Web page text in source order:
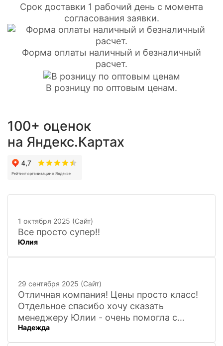
Срок доставки 1 рабочий день с момента
согласования заявки.
Форма оплаты наличный и безналичный
расчет.
В розницу по оптовым ценам.
100+ оценок
на Яндекс.Картах
1 октября 2025 (Сайт)
Все просто супер!!
Юлия
29 сентября 2025 (Сайт)
Отличная компания! Цены просто класс!
Отдельное спасибо хочу сказать
менеджеру Юлии - очень помогла с
покупкой и доставкой сувенирных
фигурок! Буду ждать новинок и покупать
Надежда